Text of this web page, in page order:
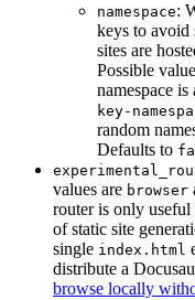
namespace:
keys to avoid
sites are
Possible
namespace
key-
random
Defaults to
values are browser
router is only
of static site
single index.html
distribute a
browse locally